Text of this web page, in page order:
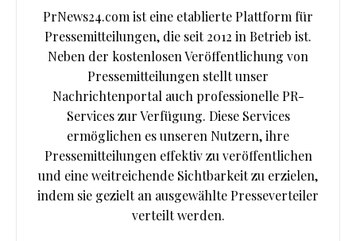
PrNews24.com ist eine etablierte Plattform für
Pressemitteilungen, die seit 2012 in Betrieb ist.
Neben der kostenlosen Veröffentlichung von
Pressemitteilungen stellt unser
Nachrichtenportal auch professionelle PR-
Services zur Verfügung. Diese Services
ermöglichen es unseren Nutzern, ihre
Pressemitteilungen effektiv zu veröffentlichen
und eine weitreichende Sichtbarkeit zu erzielen,
indem sie gezielt an ausgewählte Presseverteiler
verteilt werden.